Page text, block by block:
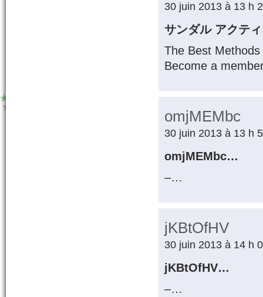
30 juin 2013 à 13 h
サンダル アクテ
The Best
Become a
omjMEMbc
30 juin 2013 à 13 h
omjMEMbc…
–…
jKBtOfHV
30 juin 2013 à 14 h
jKBtOfHV…
–…